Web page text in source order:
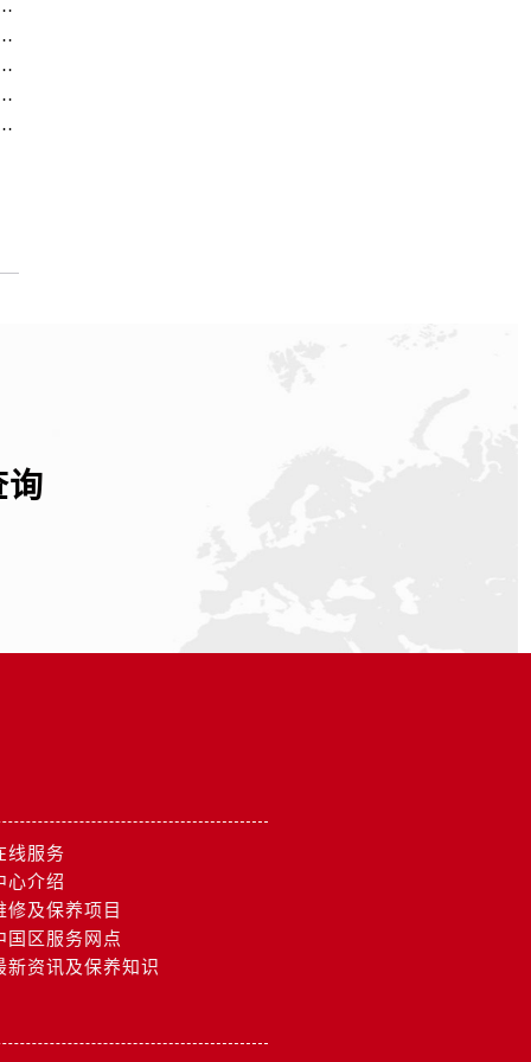
和门店地址权威信息公示（2026年7月最新）
和维修地址权威信息公示（2026年7月最新）
及售后电话权威信息公示（2026年7月最新）
完整地址权威信息公示（2026年7月最新）
方联系电话权威信息公示（2026年7月最新）
询
线服务
心介绍
修及保养项目
国区服务网点
新资讯及保养知识